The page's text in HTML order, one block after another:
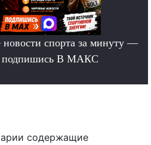
новости спорта за минуту —
подпишись В МАКС
содержащие